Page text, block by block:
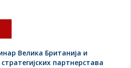
Велика Британија и
партнерстава